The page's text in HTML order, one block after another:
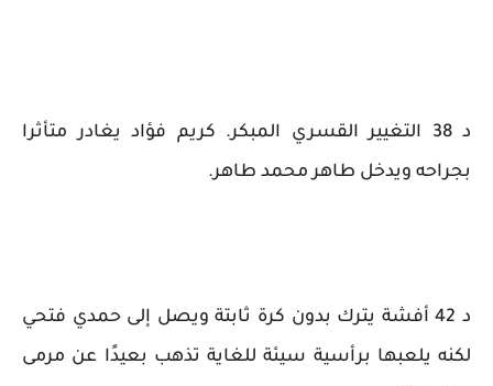
د 38 التغيير القسري المبكر. كريم فؤاد يغادر متأثرا
بجراحه ويدخل طاهر محمد طاهر.
د 42 أفشة يترك بدون كرة ثابتة ويصل إلى حمدي فتحي
لكنه يلعبها برأسية سيئة للغاية تذهب بعيدًا عن مرمى